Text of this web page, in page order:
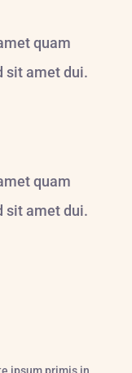
quam
sit amet dui.
quam
sit amet dui.
ipsum primis in